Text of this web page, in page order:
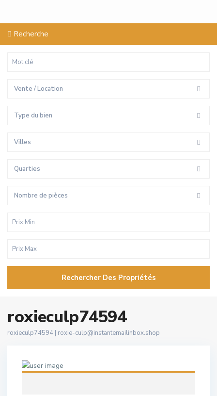
Recherche
Vente / Location
Type du bien
Villes
Quarties
Nombre de pièces
Rechercher Des Propriétés
roxieculp74594
roxieculp74594 | roxie-culp@instantemailinbox.shop